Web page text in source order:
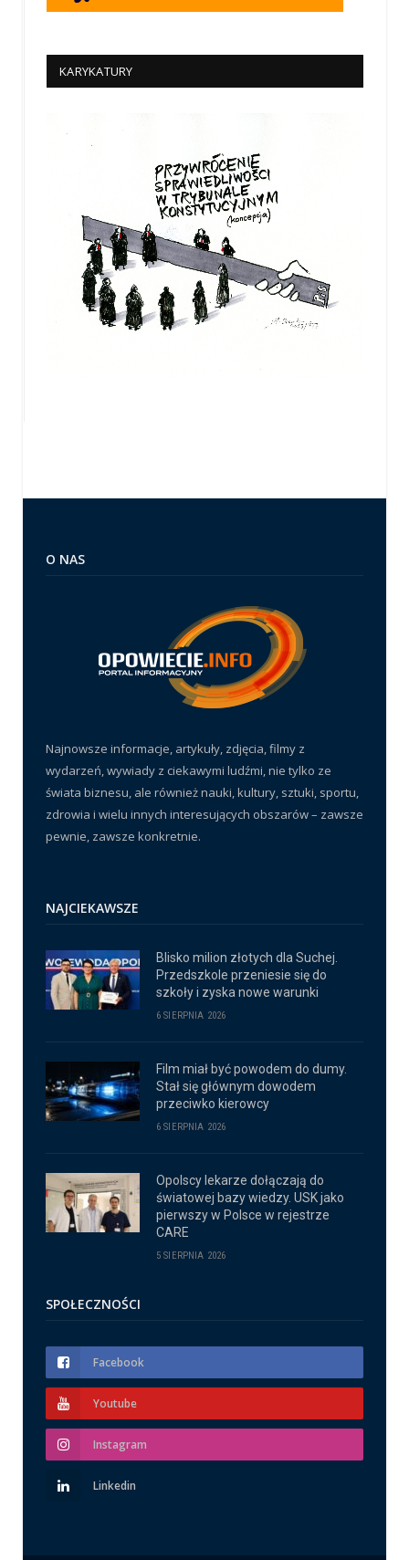
KARYKATURY
O NAS
Najnowsze informacje, artykuły, zdjęcia, filmy z
wydarzeń, wywiady z ciekawymi ludźmi, nie tylko ze
świata biznesu, ale również nauki, kultury, sztuki, sportu,
zdrowia i wielu innych interesujących obszarów – zawsze
pewnie, zawsze konkretnie.
NAJCIEKAWSZE
Blisko milion złotych dla Suchej.
Przedszkole przeniesie się do
szkoły i zyska nowe warunki
6 SIERPNIA 2026
Film miał być powodem do dumy.
Stał się głównym dowodem
przeciwko kierowcy
6 SIERPNIA 2026
Opolscy lekarze dołączają do
światowej bazy wiedzy. USK jako
pierwszy w Polsce w rejestrze
CARE
5 SIERPNIA 2026
SPOŁECZNOŚCI
Facebook
Youtube
Instagram
Linkedin